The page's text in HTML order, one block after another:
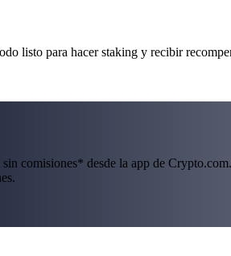
listo para hacer staking y recibir
comisiones* desde la app de